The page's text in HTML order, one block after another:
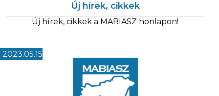
Új hírek, cikkek
Új hírek, cikkek a MABIASZ honlapon!
2023.05.15